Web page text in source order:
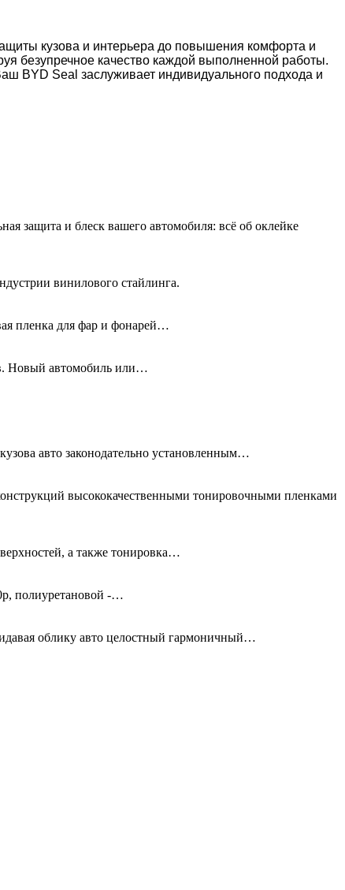
кузова и интерьера до повышения комфорта и
безупречное качество каждой выполненной работы.
BYD Seal заслуживает индивидуального подхода и
защита и блеск вашего автомобиля: всё об оклейке
винилового стайлинга.
пленка для фар и фонарей…
Новый автомобиль или…
авто законодательно установленным…
высококачественными тонировочными пленками
а также тонировка…
полиуретановой -…
облику авто целостный гармоничный…